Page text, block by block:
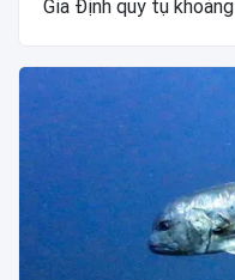
Gia Định quy tụ